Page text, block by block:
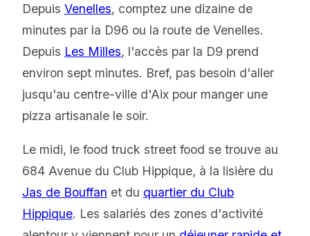
Depuis Venelles, comptez une dizaine de
minutes par la D96 ou la route de Venelles.
Depuis Les Milles, l'accès par la D9 prend
environ sept minutes. Bref, pas besoin d'aller
jusqu'au centre-ville d'Aix pour manger une
pizza artisanale le soir.
Le midi, le food truck street food se trouve au
684 Avenue du Club Hippique, à la lisière du
Jas de Bouffan et du quartier du Club
Hippique. Les salariés des zones d'activité